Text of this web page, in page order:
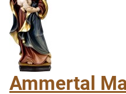
Ammertal